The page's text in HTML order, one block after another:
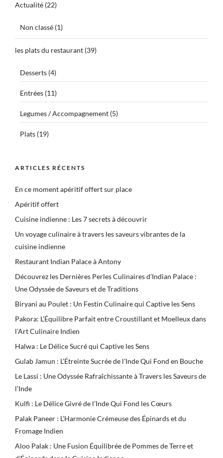
Actualité (22)
Non classé (1)
les plats du restaurant (39)
Desserts (4)
Entrées (11)
Legumes / Accompagnement (5)
Plats (19)
ARTICLES RÉCENTS
En ce moment apéritif offert sur place
Apéritif offert
Cuisine indienne : Les 7 secrets à découvrir
Un voyage culinaire à travers les saveurs vibrantes de la
cuisine indienne
Restaurant Indian Palace à Antony
Découvrez les Dernières Perles Culinaires d’Indian Palace :
Une Odyssée de Saveurs et de Traditions
Biryani au Poulet : Un Festin Culinaire qui Captive les Sens
Pakora: L’Équilibre Parfait entre Croustillant et Moelleux dans
l’Art Culinaire Indien
Halwa : Le Délice Sucré qui Captive les Sens
Gulab Jamun : L’Étreinte Sucrée de l’Inde Qui Fond en Bouche
Le Lassi : Une Odyssée Rafraîchissante à Travers les Saveurs de
l’Inde
Kulfi : Le Délice Givré de l’Inde Qui Fond les Cœurs
Palak Paneer : L’Harmonie Crémeuse des Épinards et du
Fromage Indien
Aloo Palak : Une Fusion Équilibrée de Pommes de Terre et